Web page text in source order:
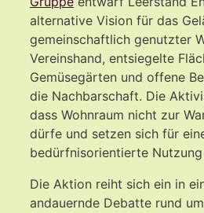
alternative Vision für das
gemeinschaftlich genutzter
Vereinshand, entsiegelte
Gemüsegärten und offene
die Nachbarschaft. Die
dass Wohnraum nicht zur
dürfe und setzen sich für
bedürfnisorientierte Nutzung
Die Aktion reiht sich ein in
andauernde Debatte rund